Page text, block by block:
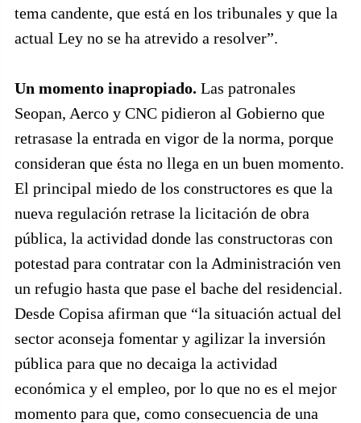
tema candente, que está en los tribunales y que la
actual Ley no se ha atrevido a resolver”.
Un momento inapropiado. Las patronales
Seopan, Aerco y CNC pidieron al Gobierno que
retrasase la entrada en vigor de la norma, porque
consideran que ésta no llega en un buen momento.
El principal miedo de los constructores es que la
nueva regulación retrase la licitación de obra
pública, la actividad donde las constructoras con
potestad para contratar con la Administración ven
un refugio hasta que pase el bache del residencial.
Desde Copisa afirman que “la situación actual del
sector aconseja fomentar y agilizar la inversión
pública para que no decaiga la actividad
económica y el empleo, por lo que no es el mejor
momento para que, como consecuencia de una